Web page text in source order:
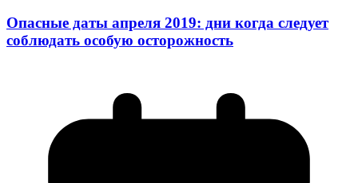
Опасные даты апреля 2019: дни когда следует
соблюдать особую осторожность